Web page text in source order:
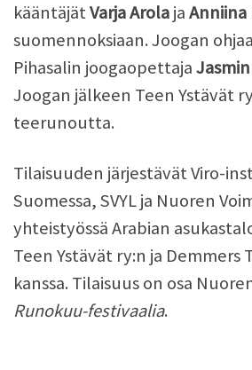
kääntäjätVarja ArolajaAnniina
suomennoksiaan. Joogan
Pihasalin joogaopettaja
Joogan jälkeen Teen Ystävät
teerunoutta.
Tilaisuuden järjestävät Viro-
Suomessa, SVYL ja Nuoren
yhteistyössä Arabian
Teen Ystävät ry:n ja Demmers
kanssa. Tilaisuus on osa
Runokuu-festivaalia.